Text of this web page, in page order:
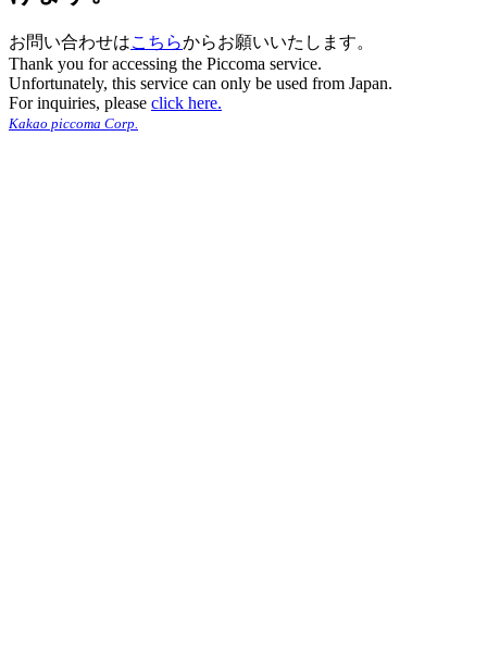
お問い合わせはこちらからお願いいたします。
Thank you for accessing the Piccoma service.
Unfortunately, this service can only be used from Japan.
For inquiries, please click here.
Kakao piccoma Corp.